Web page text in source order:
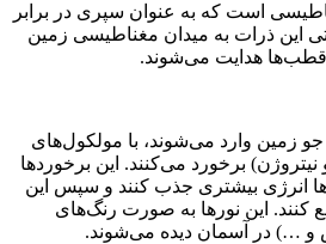
است که به عنوان سپری در برابر
این ذرات به میدان مغناطیسی زمین
هدایت می‌شوند.
جو زمین وارد می‌شوند، با مولکول‌های
برخورد می‌کنند. این برخوردها
انرژی بیشتری جذب کنند و سپس این
کنند. این نورها به صورت رنگ‌های
و …) در آسمان دیده می‌شوند.